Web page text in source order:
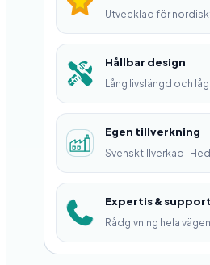
å
s
b
y
g
e
ä
n
Utvecklad för
Hållbar design
Lång livslängd och
Egen tillverkning
Svensktillverkad i
Expertis & support
Rådgivning hela vägen